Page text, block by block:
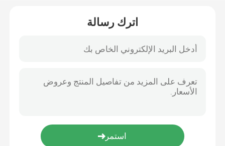
آلة بايل تيرنر
آلة تغليف الفيلم الحراري
اترك رسالة